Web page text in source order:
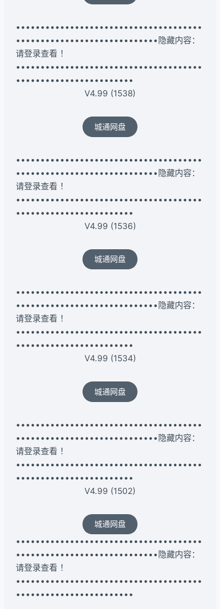
••••••••••••••••••••••••••••••••••••••
•••••••••••••••••••••••••••••隐藏内容：
请登录查看 ！
••••••••••••••••••••••••••••••••••••••
••••••••••••••••••••••••
V4.99 (1538)
城通网盘
••••••••••••••••••••••••••••••••••••••
•••••••••••••••••••••••••••••隐藏内容：
请登录查看 ！
••••••••••••••••••••••••••••••••••••••
••••••••••••••••••••••••
V4.99 (1536)
城通网盘
••••••••••••••••••••••••••••••••••••••
•••••••••••••••••••••••••••••隐藏内容：
请登录查看 ！
••••••••••••••••••••••••••••••••••••••
••••••••••••••••••••••••
V4.99 (1534)
城通网盘
••••••••••••••••••••••••••••••••••••••
•••••••••••••••••••••••••••••隐藏内容：
请登录查看 ！
••••••••••••••••••••••••••••••••••••••
••••••••••••••••••••••••
V4.99 (1502)
城通网盘
••••••••••••••••••••••••••••••••••••••
•••••••••••••••••••••••••••••隐藏内容：
请登录查看 ！
••••••••••••••••••••••••••••••••••••••
••••••••••••••••••••••••